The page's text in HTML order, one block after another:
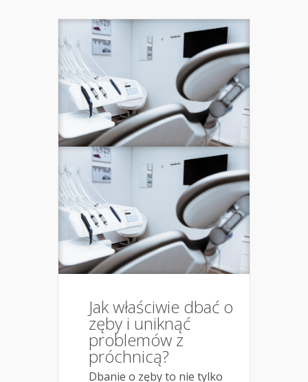
Jak właściwie dbać o
zęby i uniknąć
problemów z
próchnicą?
Dbanie o zęby to nie tylko